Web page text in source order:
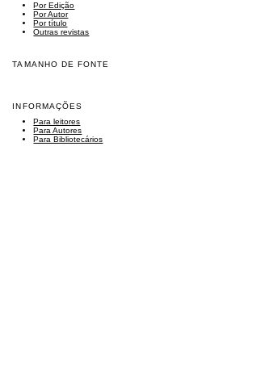
Por Edição
Por Autor
Por título
Outras revistas
TAMANHO DE FONTE
INFORMAÇÕES
Para leitores
Para Autores
Para Bibliotecários